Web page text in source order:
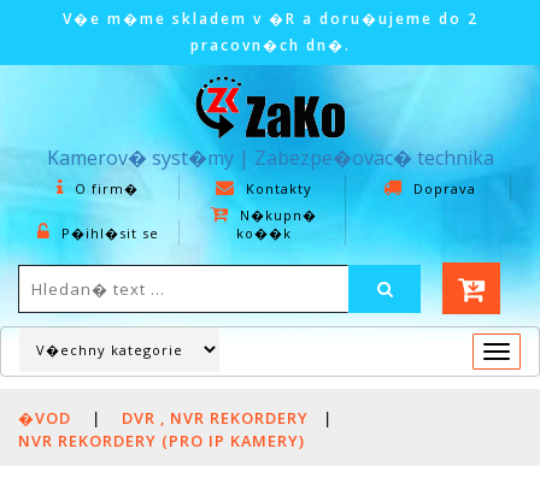
V�e m�me skladem v �R a doru�ujeme do 2
pracovn�ch dn�.
Kamerov� syst�my | Zabezpe�ovac� technika
O firm� Kontakty Doprava
P�ihl�sit se
N�kupn�
ko��k
�VOD | DVR , NVR REKORDERY
|
NVR REKORDERY (PRO IP KAMERY)